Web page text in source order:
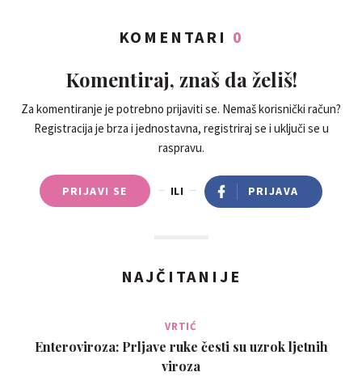
KOMENTARI 0
Komentiraj, znaš da želiš!
Za komentiranje je potrebno prijaviti se. Nemaš korisnički račun?
Registracija je brza i jednostavna, registriraj se i uključi se u
raspravu.
PRIJAVI SE ILI PRIJAVA
NAJČITANIJE
VRTIĆ
Enteroviroza: Prljave ruke česti su uzrok ljetnih
viroza